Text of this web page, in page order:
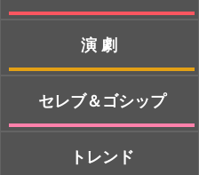
演劇
セレブ＆ゴシップ
トレンド